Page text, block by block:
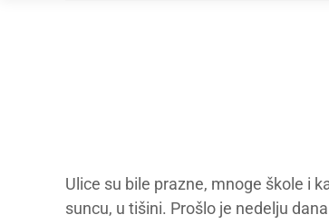
Ulice su bile prazne, mnoge škole i
suncu, u tišini. Prošlo je nedelju